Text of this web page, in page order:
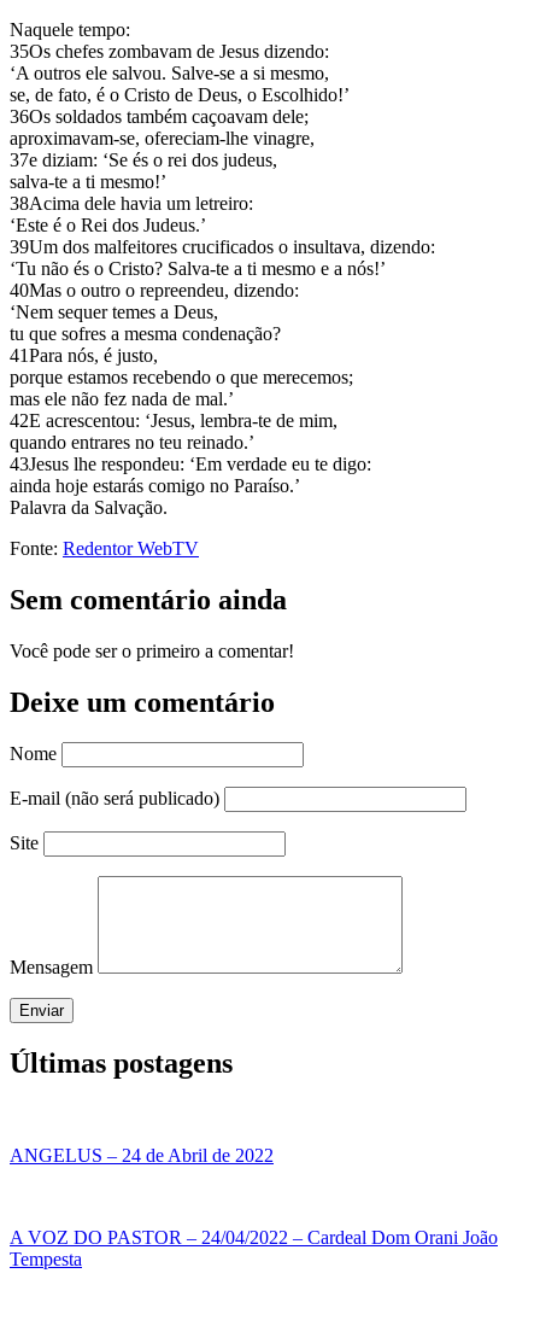
Naquele tempo:
35Os chefes zombavam de Jesus dizendo:
‘A outros ele salvou. Salve-se a si mesmo,
se, de fato, é o Cristo de Deus, o Escolhido!’
36Os soldados também caçoavam dele;
aproximavam-se, ofereciam-lhe vinagre,
37e diziam: ‘Se és o rei dos judeus,
salva-te a ti mesmo!’
38Acima dele havia um letreiro:
‘Este é o Rei dos Judeus.’
39Um dos malfeitores crucificados o insultava, dizendo:
‘Tu não és o Cristo? Salva-te a ti mesmo e a nós!’
40Mas o outro o repreendeu, dizendo:
‘Nem sequer temes a Deus,
tu que sofres a mesma condenação?
41Para nós, é justo,
porque estamos recebendo o que merecemos;
mas ele não fez nada de mal.’
42E acrescentou: ‘Jesus, lembra-te de mim,
quando entrares no teu reinado.’
43Jesus lhe respondeu: ‘Em verdade eu te digo:
ainda hoje estarás comigo no Paraíso.’
Palavra da Salvação.
Fonte: Redentor WebTV
Sem comentário ainda
Você pode ser o primeiro a comentar!
Deixe um comentário
Nome
E-mail (não será publicado)
Site
Mensagem
Enviar
Últimas postagens
ANGELUS – 24 de Abril de 2022
A VOZ DO PASTOR – 24/04/2022 – Cardeal Dom Orani João
Tempesta